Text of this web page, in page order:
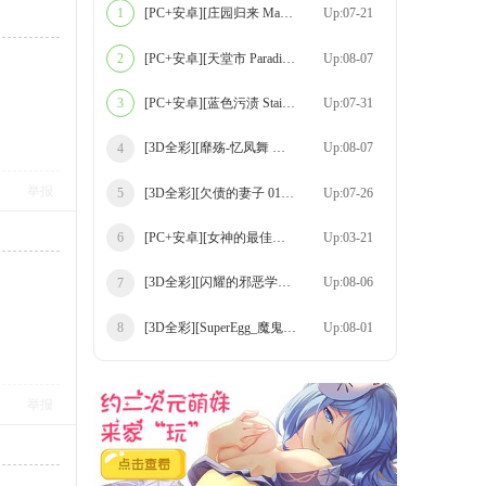
1 [PC+安卓][庄园归来 Manor Return v0.2.2 Up:07-21
2 [PC+安卓][天堂市 Paradise City v0.6.12 Up:08-07
3 [PC+安卓][蓝色污渍 Stains of Blue v1.9 Up:07-31
4 [3D全彩][靡殇-忆凤舞 上+下 合集][132P/83 Up:08-07
5 [3D全彩][欠债的妻子 01-02 合集][111P/182 Up:07-26
6 [PC+安卓][女神的最佳交易/我的最佳交易 My Up:03-21
7 [3D全彩][闪耀的邪恶学生 01-02 合集][211P Up:08-06
8 [3D全彩][SuperEgg_魔鬼都市 01-41 合集][9 Up:08-01